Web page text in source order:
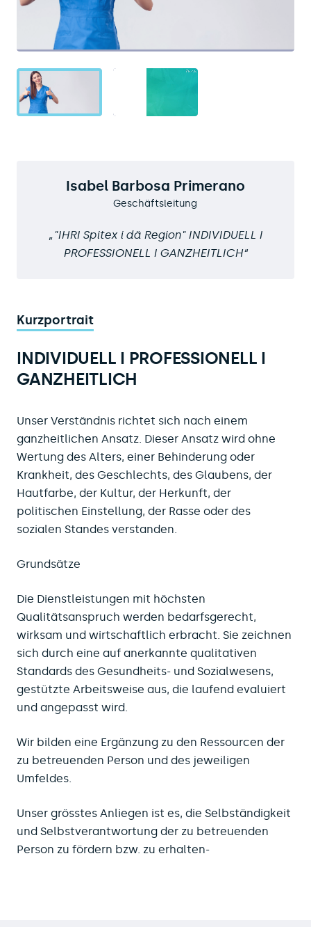
Isabel Barbosa Primerano
Geschäftsleitung
"IHRI Spitex i dä Region" INDIVIDUELL I
PROFESSIONELL I GANZHEITLICH
Kurzportrait
INDIVIDUELL I PROFESSIONELL I
GANZHEITLICH
Unser Verständnis richtet sich nach einem
ganzheitlichen Ansatz. Dieser Ansatz wird ohne
Wertung des Alters, einer Behinderung oder
Krankheit, des Geschlechts, des Glaubens, der
Hautfarbe, der Kultur, der Herkunft, der
politischen Einstellung, der Rasse oder des
sozialen Standes verstanden.
Grundsätze
Die Dienstleistungen mit höchsten
Qualitätsanspruch werden bedarfsgerecht,
wirksam und wirtschaftlich erbracht. Sie zeichnen
sich durch eine auf anerkannte qualitativen
Standards des Gesundheits- und Sozialwesens,
gestützte Arbeitsweise aus, die laufend evaluiert
und angepasst wird.
Wir bilden eine Ergänzung zu den Ressourcen der
zu betreuenden Person und des jeweiligen
Umfeldes.
Unser grösstes Anliegen ist es, die Selbständigkeit
und Selbstverantwortung der zu betreuenden
Person zu fördern bzw. zu erhalten-